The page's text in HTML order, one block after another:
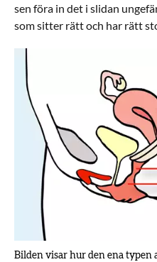
sen föra in det i slidan
som sitter rätt och har rätt
Bilden visar hur den ena typen